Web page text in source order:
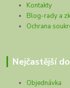
Kontakty
Blog-rady a
Ochrana
Nejčastější
Objednávka